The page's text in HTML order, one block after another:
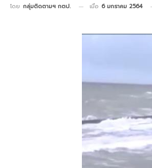
โดย กลุ่มติดตามฯ กตป. เมื่อ 6 มกราคม 2564